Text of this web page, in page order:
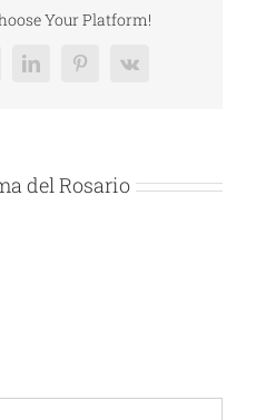
Your Platform!
LinkedInPinterest
Vk
del Rosario